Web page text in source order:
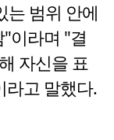
는 범위 안에
이라며 "결
자신을 표
라고 말했다.